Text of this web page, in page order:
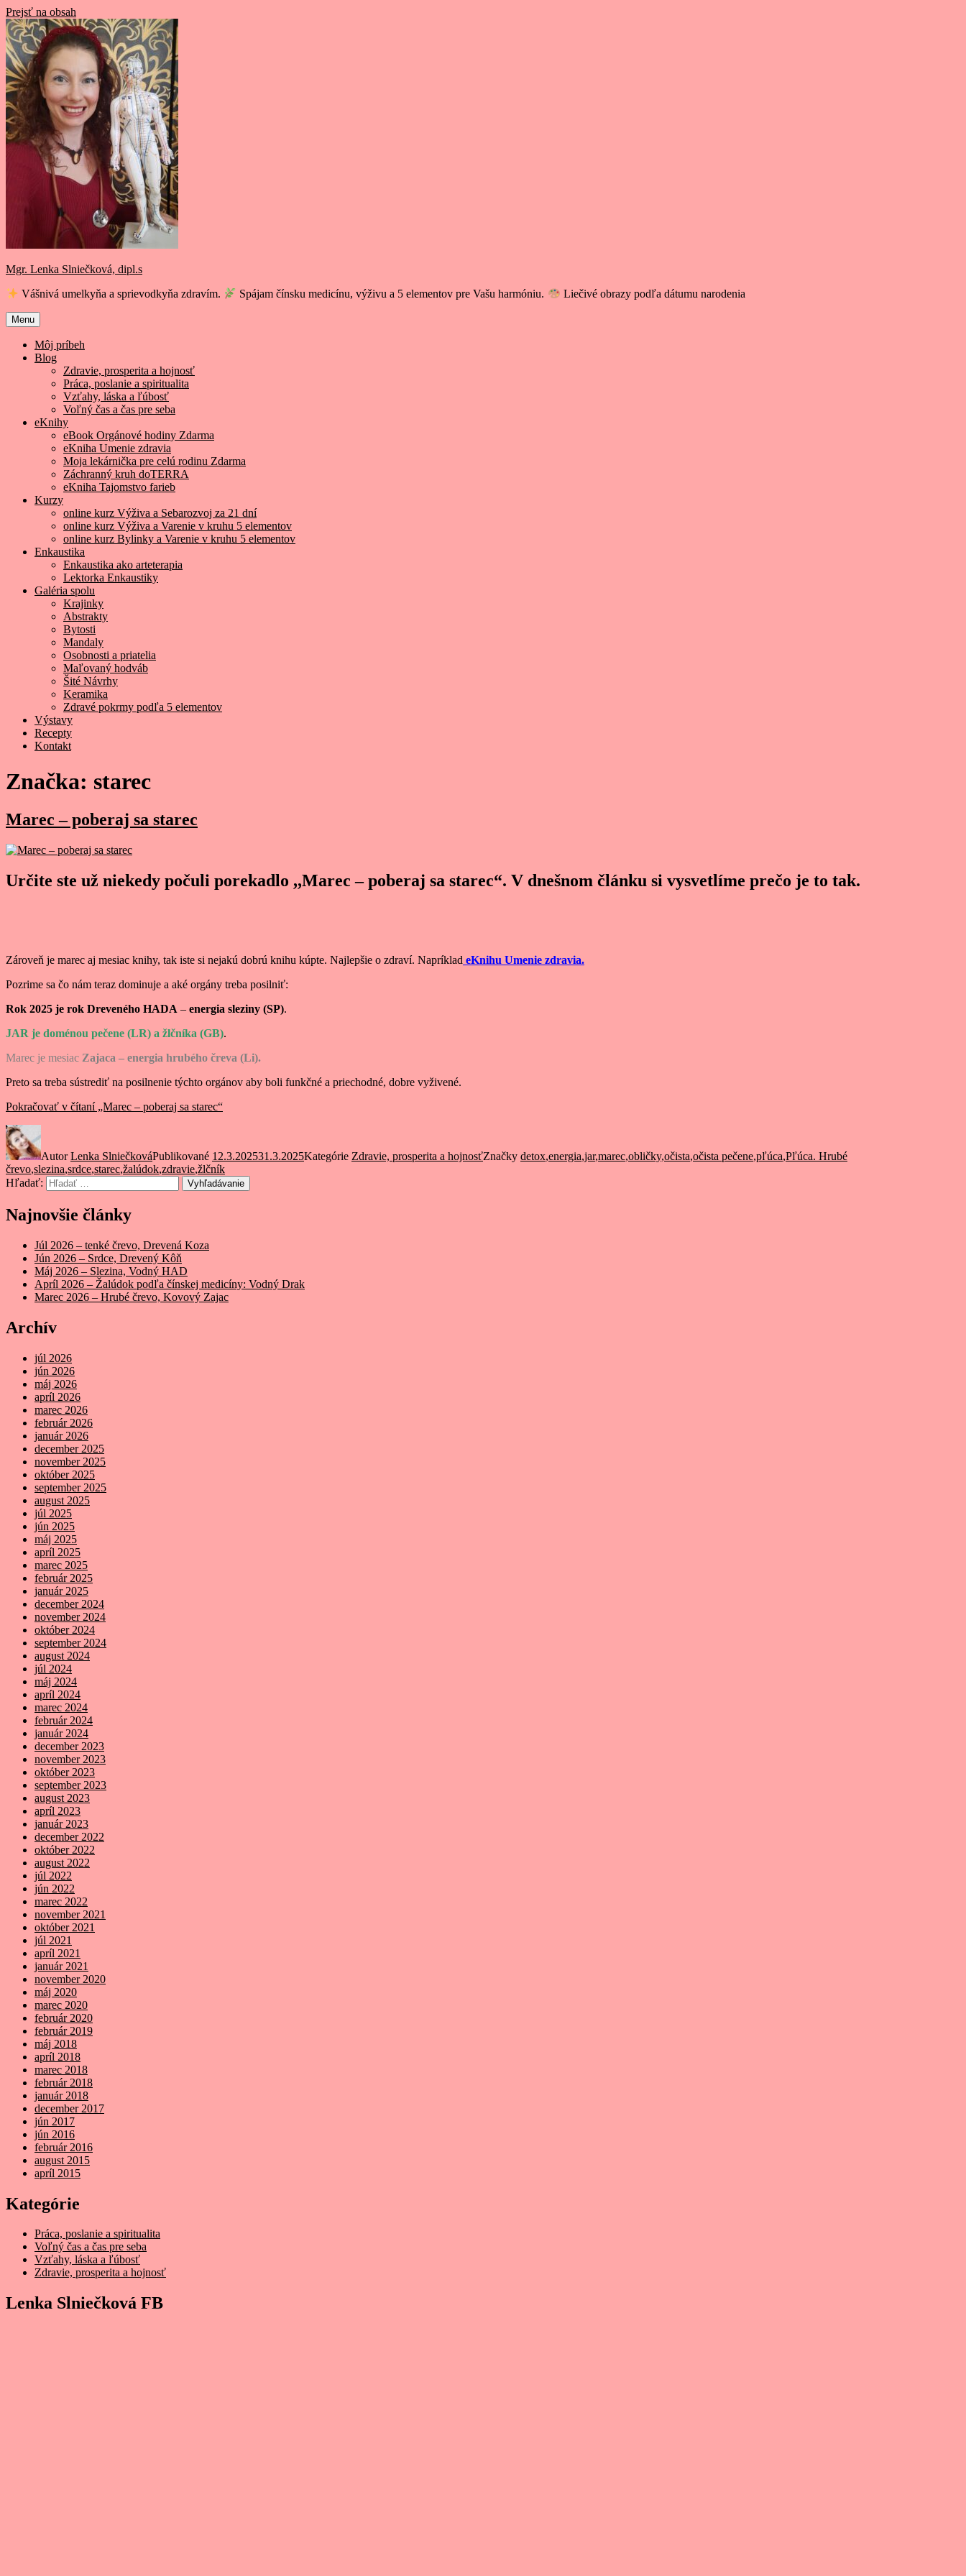
Prejsť na obsah
Mgr. Lenka Slniečková, dipl.s
Vášnivá umelkyňa a sprievodkyňa zdravím. Spájam čínsku medicínu, výživu a 5 elementov pre Vašu harmóniu. Liečivé obrazy podľa dátumu narodenia
Menu
Môj príbeh
Blog
Zdravie, prosperita a hojnosť
Práca, poslanie a spiritualita
Vzťahy, láska a ľúbosť
Voľný čas a čas pre seba
eKnihy
eBook Orgánové hodiny Zdarma
eKniha Umenie zdravia
Moja lekárnička pre celú rodinu Zdarma
Záchranný kruh doTERRA
eKniha Tajomstvo farieb
Kurzy
online kurz Výživa a Sebarozvoj za 21 dní
online kurz Výživa a Varenie v kruhu 5 elementov
online kurz Bylinky a Varenie v kruhu 5 elementov
Enkaustika
Enkaustika ako arteterapia
Lektorka Enkaustiky
Galéria spolu
Krajinky
Abstrakty
Bytosti
Mandaly
Osobnosti a priatelia
Maľovaný hodváb
Šité Návrhy
Keramika
Zdravé pokrmy podľa 5 elementov
Výstavy
Recepty
Kontakt
Značka: starec
Marec – poberaj sa starec
Určite ste už niekedy počuli porekadlo ,,Marec – poberaj sa starec“. V dnešnom článku si vysvetlíme prečo je to tak.
Zároveň je marec aj mesiac knihy, tak iste si nejakú dobrú knihu kúpte. Najlepšie o zdraví. Napríklad eKnihu Umenie zdravia.
Pozrime sa čo nám teraz dominuje a aké orgány treba posilniť:
Rok 2025 je rok Dreveného HADA – energia sleziny (SP).
JAR je doménou pečene (LR) a žlčníka (GB).
Marec je mesiac Zajaca – energia hrubého čreva (Li).
Preto sa treba sústrediť na posilnenie týchto orgánov aby boli funkčné a priechodné, dobre vyživené.
Pokračovať v čítaní„Marec – poberaj sa starec“
AutorLenka SlniečkováPublikované 12.3.202531.3.2025Kategórie Zdravie, prosperita a hojnosťZnačky detox,energia,jar,marec,obličky,očista,očista pečene,pľúca,Pľúca. Hrubé
črevo,slezina,srdce,starec,žalúdok,zdravie,žlčník
Hľadať:
Vyhľadávanie
Najnovšie články
Júl 2026 – tenké črevo, Drevená Koza
Jún 2026 – Srdce, Drevený Kôň
Máj 2026 – Slezina, Vodný HAD
Apríl 2026 – Žalúdok podľa čínskej medicíny: Vodný Drak
Marec 2026 – Hrubé črevo, Kovový Zajac
Archív
júl 2026
jún 2026
máj 2026
apríl 2026
marec 2026
február 2026
január 2026
december 2025
november 2025
október 2025
september 2025
august 2025
júl 2025
jún 2025
máj 2025
apríl 2025
marec 2025
február 2025
január 2025
december 2024
november 2024
október 2024
september 2024
august 2024
júl 2024
máj 2024
apríl 2024
marec 2024
február 2024
január 2024
december 2023
november 2023
október 2023
september 2023
august 2023
apríl 2023
január 2023
december 2022
október 2022
august 2022
júl 2022
jún 2022
marec 2022
november 2021
október 2021
júl 2021
apríl 2021
január 2021
november 2020
máj 2020
marec 2020
február 2020
február 2019
máj 2018
apríl 2018
marec 2018
február 2018
január 2018
december 2017
jún 2017
jún 2016
február 2016
august 2015
apríl 2015
Kategórie
Práca, poslanie a spiritualita
Voľný čas a čas pre seba
Vzťahy, láska a ľúbosť
Zdravie, prosperita a hojnosť
Lenka Slniečková FB